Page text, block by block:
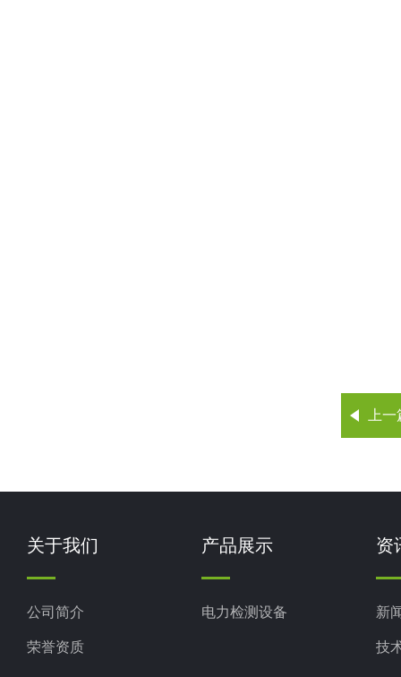
上
关于我们
公司简介
荣誉资质
产品展示
电力检测设备
资
新
技